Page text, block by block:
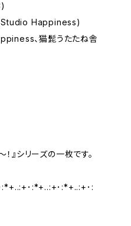
Happiness)
、猫髭うたたね舎
』シリーズの一枚です。
･:*+..:+･:*+..:+･: